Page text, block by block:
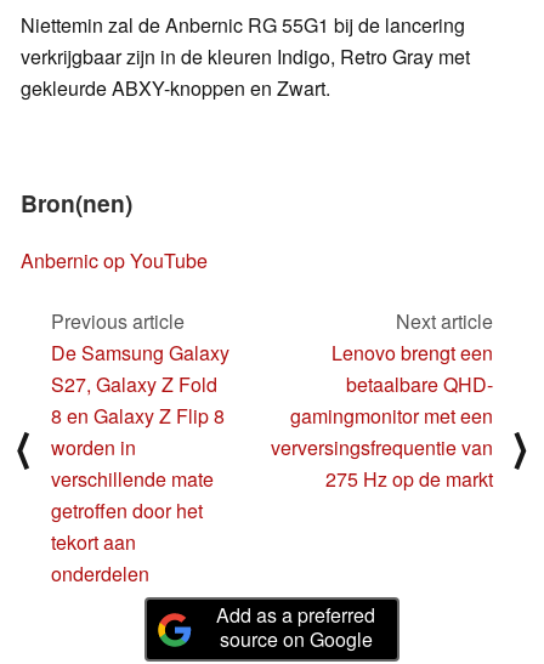
Niettemin zal de Anbernic RG 55G1 bij de lancering
verkrijgbaar zijn in de kleuren Indigo, Retro Gray met
gekleurde ABXY-knoppen en Zwart.
Bron(nen)
Anbernic op YouTube
⟨
Previous article
De Samsung Galaxy
S27, Galaxy Z Fold
8 en Galaxy Z Flip 8
worden in
verschillende mate
getroffen door het
tekort aan
onderdelen
Next article
Lenovo brengt een
betaalbare QHD-
gamingmonitor met een
verversingsfrequentie van
275 Hz op de markt
⟩
Add as a preferred
source on Google